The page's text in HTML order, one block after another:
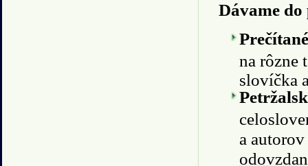
Dávame
na rôzne
slovíčka
a